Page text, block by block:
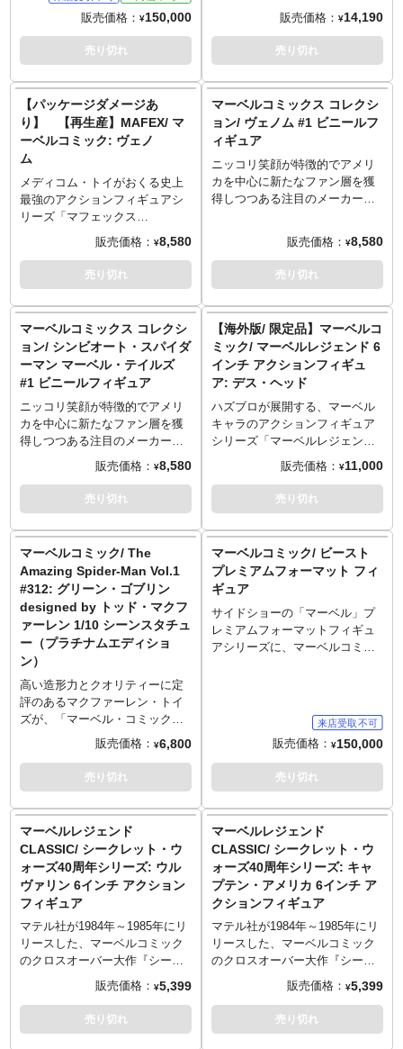
レプリカ・シリーズ」。X-MEN
の初期メンバーであり、初代リ
ーダー、サイクロプスの姿を、
迫力の1/4スケールで表現したス
ップ！目から発するオプティッ
クブラストもエフェクトパーツ
で再現したヘッドパーツと取り
換える事で堪能可能。マッシヴ
なその身体の表現にもぜひご注
目を。
販売価格： ¥150,000
売り切れ
グアーマー』。シリーズ第5弾と
してラインナップするのは「俺
ちゃん」デッドプール！トイマ
ニアでもあるデザイナー大天風
クションは小松原博之氏が担
当。人体が内包されている「ト
ニー・スターク製スーツ」を意
識して造型され、各関節ポイン
トも極めて人体に近い位置での
可動を追及しています。各所に
器パーツが装着可能で、空中で
のアクションシーン用の台座も
付属します。
販売価格： ¥14,190
売り切れ
【パッケージダメージあ
り】 【再生産】MAFEX/ マ
ーベルコミック: ヴェノ
ム
メディコム・トイがおくる史上
最強のアクションフィギュアシ
リーズ「マフェックス
（MAFEX）」。全高約15センチ
レベルのボディに新規設計のジ
ョイントパーツを設置し、ディ
スプレイしやすく大胆なポージ
ノム」、マーベルコミックバー
ジョンで登場です。頭部は基本
のオープンマウスのほかに、ク
ローズマウス、エディ・ブロッ
ク素顔の全3タイプが付属。差し
替えのハンド＆フットパーツに
は磁石が内蔵され、磁力のある
能となりました。
販売価格： ¥8,580
売り切れ
マーベルコミックス コレクシ
ョン/ ヴェノム #1 ビニールフ
ィギュア
ニッコリ笑顔が特徴的でアメリ
カを中心に新たなファン層を獲
得しつつある注目のメーカー
を再現したシリーズが登場で
す。こちらは2021年にリリース
された「ヴェノム #1」のヴァリ
ートをチョイス。咆哮が聞こえ
てきそうなパワフルなヴェノム
の姿を見事にディフォルメ化！
※パッケージは輸送用となりま
すため、パッケージに多少の傷
やダメージがある場合もござい
ます。
販売価格： ¥8,580
売り切れ
マーベルコミックス コレクシ
ョン/ シンビオート・スパイダ
ーマン マーベル・テイルズ
#1 ビニールフィギュア
ニッコリ笑顔が特徴的でアメリ
カを中心に新たなファン層を獲
得しつつある注目のメーカー
「Youtooz」から、スパイダーマ
ンコミックスの印象的なカバー
を再現したシリーズが登場で
す。こちらは2021年にリリース
#1」のカバーとしてINHYUK
LEEによって描かれたアートを
チョイス。美麗に描かれたシン
ビオートに包まれてゆくスパイ
ダーマンの姿を見事にディフォ
ルメ化！
販売価格： ¥8,580
売り切れ
【海外版/ 限定品】マーベルコ
ミック/ マーベルレジェンド 6
インチ アクションフィギュ
ア: デス・ヘッド
ハズブロが展開する、マーベル
キャラのアクションフィギュア
シリーズ「マーベルレジェン
ド」の限定アイテムとして、コ
ミック版トランスフォーマーに
初登場し、のちにマーベルキャ
ラクターの仲間入りを果たし
ド」が登場！異色のマーベルヒ
ーローの立体化で、ファンには
見逃せないアイテム！
販売価格： ¥11,000
売り切れ
マーベルコミック/ The
Amazing Spider-Man Vol.1
#312: グリーン・ゴブリン
designed by トッド・マクフ
ァーレン 1/10 シーンスタチュ
ー（プラチナムエディショ
ン）
高い造形力とクオリティーに定
評のあるマクファーレン・トイ
ズが、「マーベル・コミック」
の名作カバーアートを立体化す
る1/10スケール「シーン・フィ
ギュア」より、伝説的コミック
アーティストであり、マクファ
る、『The Amazing Spider-Man
Vol.1 #312』のカバーに描かれ
た、グリーン・ゴブリンを、
1/10スケールの無可動フィギュ
アとして立体化！背景が描かれ
たバックボードが付いてくるの
で、臨場感溢れるディスプレイ
が可能。台座にはグリーン・ゴ
元になったカバーアートのカー
ドが付属するのも嬉しいポイン
販売価格： ¥6,800
売り切れ
マーベルコミック/ ビースト
プレミアムフォーマット フィ
ギュア
サイドショーの「マーベル」プ
レミアムフォーマットフィギュ
アシリーズに、マーベルコミッ
トの姿を、大迫力の全高約67セ
ンチで立体化。筋肉質ながらも
しなやかなボディ、試験管とフ
ラスコを器用に持った足まで、
細部に至るまで精巧に造り込
をチョイスし、その独特な研究
室の雰囲気を演出します。
～ご注意事項～以下ご了承の上
ご予約をお願いいたします～
■ご予約時に、商品代金のうち
「\20,000」を内金として、同ペ
ージ内に記載しておりますURL
からお支払いいただきます。自
動メールとは別途送信いたしま
【ご予約受付】となります。
■発売時期につきましては予定と
なりますため、大幅に遅れや前
販売価格： ¥150,000
売り切れ
マーベルレジェンド
CLASSIC/ シークレット・ウ
ォーズ40周年シリーズ: ウル
ヴァリン 6インチ アクション
フィギュア
マテル社が1984年～1985年にリ
リースした、マーベルコミック
のクロスオーバー大作『シーク
レット・ウォーズ』のフィギュ
アシリーズが、40周年を記念し
てハズブロの「マーベル・レジ
ェンド」で復活！ウルヴァリン
販売価格： ¥5,399
売り切れ
マーベルレジェンド
CLASSIC/ シークレット・ウ
ォーズ40周年シリーズ: キャ
プテン・アメリカ 6インチ ア
クションフィギュア
マテル社が1984年～1985年にリ
リースした、マーベルコミック
のクロスオーバー大作『シーク
レット・ウォーズ』のフィギュ
アシリーズが、40周年を記念し
てハズブロの「マーベル・レジ
ェンド」で復活！キャプテン・
販売価格： ¥5,399
売り切れ